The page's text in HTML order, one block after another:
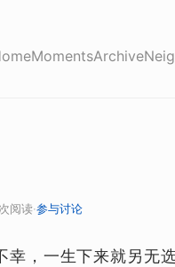
MomentsArchive
阅读·参与讨论
，一生下来就另无